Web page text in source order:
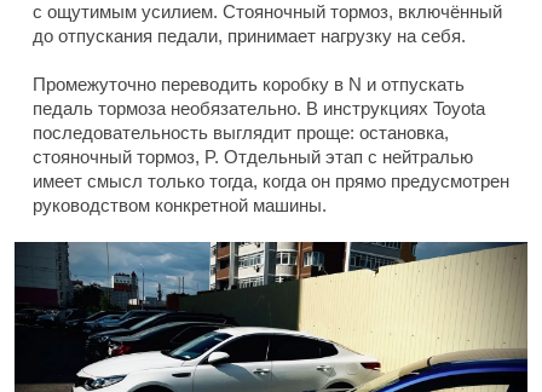
с ощутимым усилием. Стояночный тормоз, включённый
до отпускания педали, принимает нагрузку на себя.
Промежуточно переводить коробку в N и отпускать
педаль тормоза необязательно. В инструкциях Toyota
последовательность выглядит проще: остановка,
стояночный тормоз, P. Отдельный этап с нейтралью
имеет смысл только тогда, когда он прямо предусмотрен
руководством конкретной машины.